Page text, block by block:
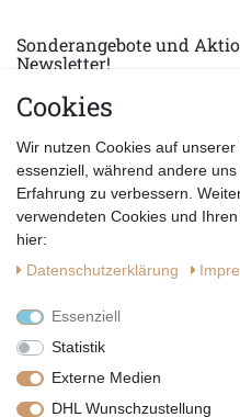
Sonderangebote und
Newsletter!
E-MAIL *
Cookies
Wir nutzen Cookies auf
essenziell, während andere
Erfahrung zu verbessern.
verwendeten Cookies und
hier:
Daten­schutz­erklärung
Essenziell
Statistik
Externe Medien
DHL Wunschzustellung